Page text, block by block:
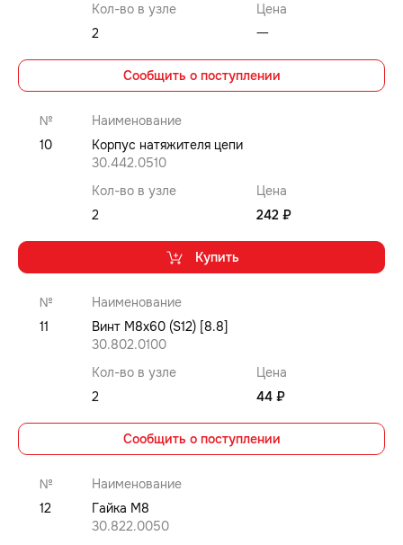
Кол-во в узле
Цена
2
⼀
Сообщить о поступлении
№
Наименование
10
Корпус натяжителя цепи
30.442.0510
Кол-во в узле
Цена
2
242 ₽
Купить
№
Наименование
11
Винт M8x60 (S12) [8.8]
30.802.0100
Кол-во в узле
Цена
2
44 ₽
Сообщить о поступлении
№
Наименование
12
Гайка M8
30.822.0050